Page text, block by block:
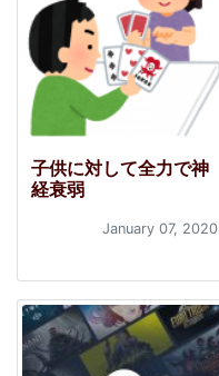
子供に対して全力で神
経衰弱
January 07, 2020